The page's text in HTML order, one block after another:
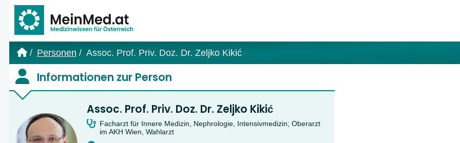
Personen Assoc. Prof. Priv. Doz. Dr. Zeljko Kikić
Informationen zur Person
Assoc. Prof. Priv. Doz. Dr. Zeljko Kikić
Facharzt für Innere Medizin, Nephrologie, Intensivmedizin; Oberarzt
im AKH Wien, Wahlarzt